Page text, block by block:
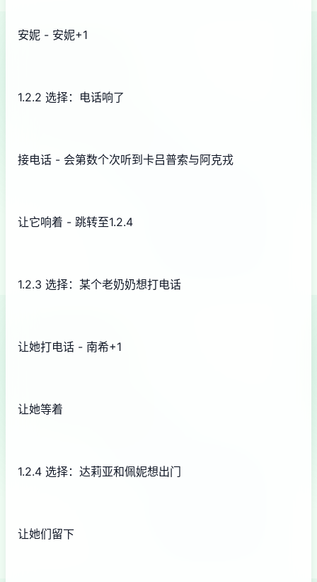
安妮 - 安妮+1
1.2.2 选择：电话响了
接电话 - 会第数个次听到卡吕普索与阿克戎
让它响着 - 跳转至1.2.4
1.2.3 选择：某个老奶奶想打电话
让她打电话 - 南希+1
让她等着
1.2.4 选择：达莉亚和佩妮想出门
让她们留下